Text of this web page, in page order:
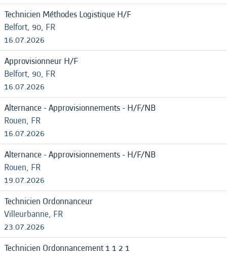
Technicien Méthodes Logistique H/F
Belfort, 90, FR
16.07.2026
Approvisionneur H/F
Belfort, 90, FR
16.07.2026
Alternance - Approvisionnements - H/F/NB
Rouen, FR
16.07.2026
Alternance - Approvisionnements - H/F/NB
Rouen, FR
19.07.2026
Technicien Ordonnanceur
Villeurbanne, FR
23.07.2026
Technicien Ordonnancement 1 1 2 1